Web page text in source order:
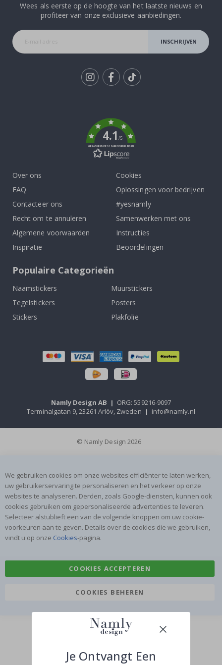
Wees als eerste op de hoogte van het laatste nieuws en
profiteer van onze exclusieve aanbiedingen.
INSCHRIJVEN
4.1/5
GEBASEERD OP 1024 BEOORDELINGEN
Over ons
FAQ
Contacteer ons
Recht om te annuleren
Algemene voorwaarden
Inspiratie
Cookies
Oplossingen voor bedrijven
#yesnamly
Samenwerken met ons
Instructies
Beoordelingen
Populaire Categorieën
Naamstickers
Muurstickers
Tegelstickers
Posters
Stickers
Plakfolie
Namly Design AB | ORG: 559216-9097
Terminalgatan 9, 23261 Arlöv, Zweden | info@namly.nl
© Namly Design 2026
We gebruiken cookies om onze websites efficiënter te laten werken,
uw gebruikerservaring te personaliseren en het verkeer op onze
websites te analyseren. Derden, zoals Google-diensten, kunnen ook
cookies gebruiken om gepersonaliseerde advertenties te leveren.
Selecteer alstublieft een van de volgende knoppen om uw cookie-
voorkeuren aan te geven. Details over de cookies die we gebruiken,
vindt u op onze Cookies-pagina.
COOKIES ACCEPTEREN
COOKIES BEHEREN
Je Ontvangt Een